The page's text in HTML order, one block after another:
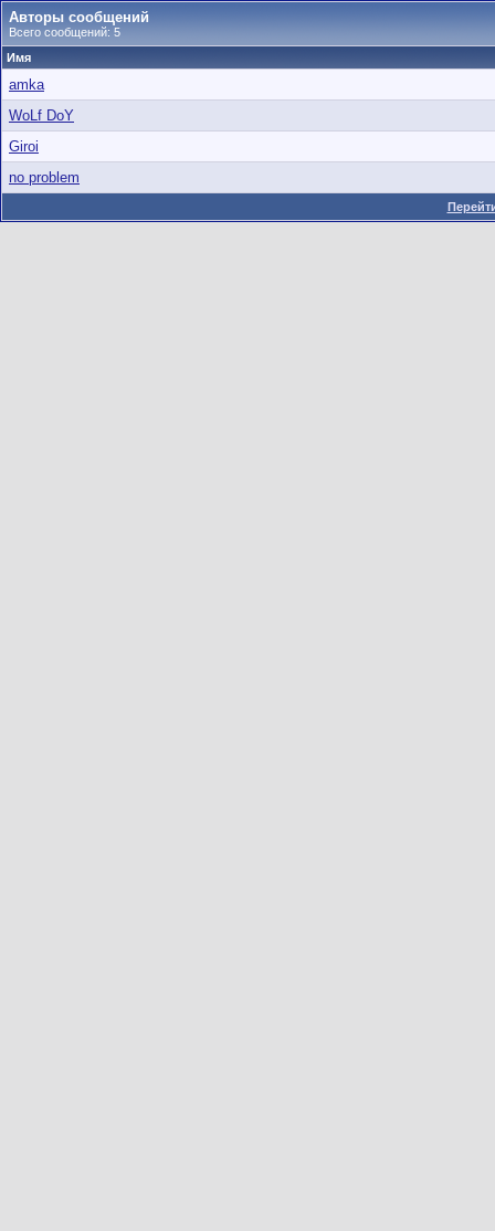
Авторы сообщений
Всего сообщений: 5
Имя
amka
WoLf DoY
Giroi
no problem